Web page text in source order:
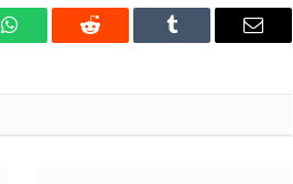
WhatsAppReddit Tumblr Email